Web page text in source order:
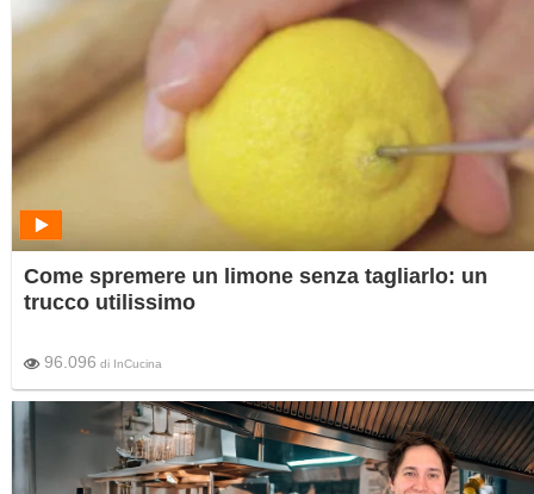
Come spremere un limone senza tagliarlo: un
trucco utilissimo
96.096 di InCucina